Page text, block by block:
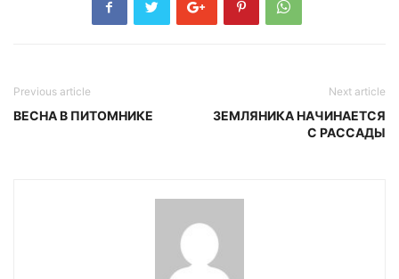
Previous article
ВЕСНА В ПИТОМНИКЕ
Next article
ЗЕМЛЯНИКА НАЧИНАЕТСЯ
С РАССАДЫ